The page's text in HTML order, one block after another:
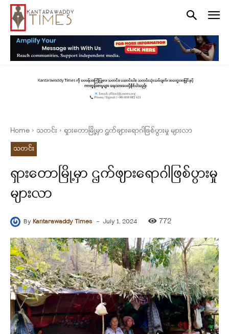
Home သတင်း
ရှားတောမြို့မှာ ဌက်ဖျား‌ရောဂါဖြစ်ပွားမှု များလာ
သတင်း
ရှားတောမြို့မှာ ဌက်ဖျား‌ရောဂါဖြစ်ပွားမှု
များလာ
ByKantarawaddy Times - July 1, 2024 772